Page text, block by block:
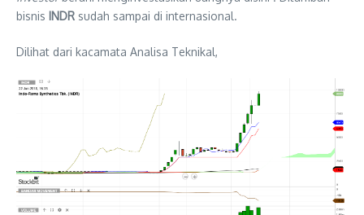
bisnis INDR sudah sampai di internasional.
Dilihat dari kacamata Analisa Teknikal,